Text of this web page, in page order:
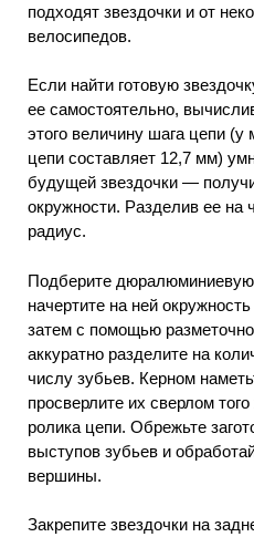
подходят звездочки и от
велосипедов.
Если найти готовую
ее самостоятельно,
этого величину шага цепи
цепи составляет 12,7 мм)
будущей звездочки —
окружности. Разделив ее на
радиус.
Подберите дюралюминиевую
начертите на ней
затем с помощью
аккуратно разделите на
числу зубьев. Керном
просверлите их сверлом
ролика цепи. Обрежьте
выступов зубьев и
вершины.
Закрепите звездочки на